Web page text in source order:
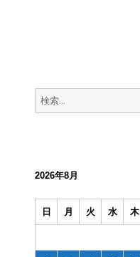
検
2026年8月
日 月 火 水 木